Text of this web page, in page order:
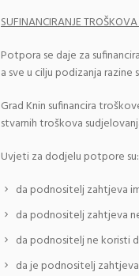
SUFINANCIRANJE
Potpora se daje za
a sve u cilju podizanja
Grad Knin sufinancira
stvarnih troškova
Uvjeti za dodjelu potpore su:
da podnositelj zahtjeva
da podnositelj zahtjeva
da podnositelj ne koristi
da je podnositelj